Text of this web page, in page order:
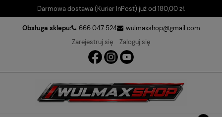
Darmowa dostawa (Kurier InPost) już od 180,00 zł.
Obsługa sklepu: 666 047 524
wulmaxshop@gmail.com
Zarejestruj się
Zaloguj się